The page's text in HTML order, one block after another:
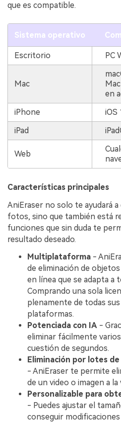
que es compatible.
Sistema operativo
Escritorio PC
Mac
en
iPhone
iOS
iPad
Web
Características principales
AniEraser no solo te ayudará
fotos, sino que también está
funciones que sin duda te
resultado deseado.
Multiplataforma -
de eliminación de
en línea que se adapta a
Comprando una sola
plenamente de todas
plataformas.
Potenciada con IA -
eliminar fácilmente
cuestión de segundos.
Eliminación por lotes
- AniEraser te permite
de un video o imagen a la
Personalizable para
- Puedes ajustar el
conseguir